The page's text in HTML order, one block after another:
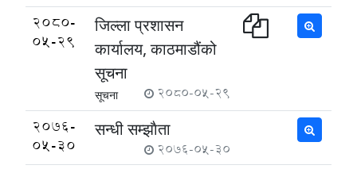
2080-
05-29
जिल्ला प्रशासन
कार्यालय, काठमाडौंको
सूचना
सूचना 2080-05-29
2076-
05-30
सन्धी सम्झाैता
2076-05-30